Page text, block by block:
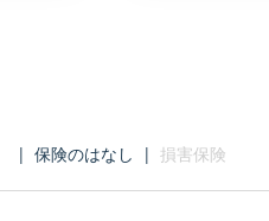
| 保険のはなし | 損害保険